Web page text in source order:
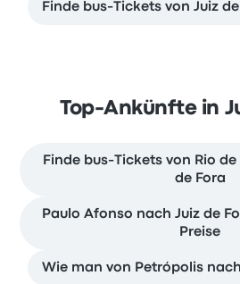
Finde bus-Tickets von Juiz
Top-Ankünfte in
Finde bus-Tickets von Rio
de Fora
Paulo Afonso nach Juiz de
Preise
Wie man von Petrópolis